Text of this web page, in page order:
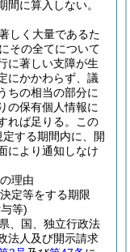
に算入しない。
しく大量であるた
その全てについて
に著しい支障が生
にかかわらず、議
ちの相当の部分に
の保有個人情報に
ば足りる。
この
定する期間内に、開
により通知しなけ
理由
定等をする期限
等)
、国、独立行政法
法人及び開示請求